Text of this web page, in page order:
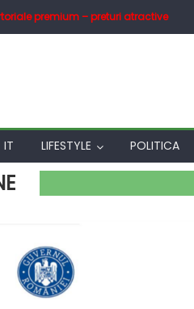
premium – preturi atractive
IT LIFESTYLE POLITICA